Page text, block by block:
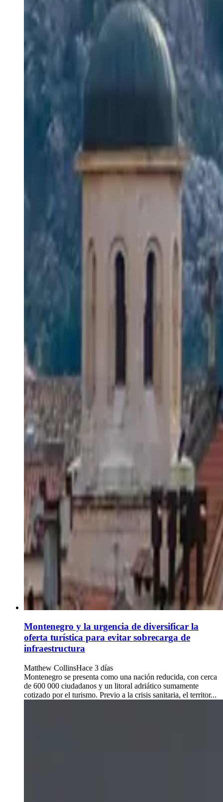
Montenegro y la urgencia de diversificar la
oferta turística para evitar sobrecarga de
infraestructura
Matthew CollinsHace 3 días
Montenegro se presenta como una nación reducida, con cerca
de 600 000 ciudadanos y un litoral adriático sumamente
cotizado por el turismo. Previo a la crisis sanitaria, el territor...